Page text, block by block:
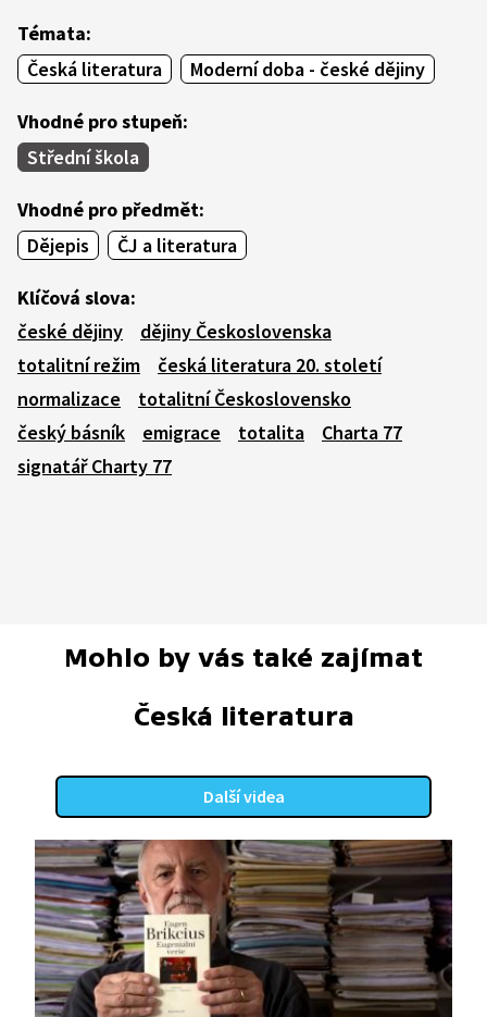
Témata:
Česká literatura
Moderní doba - české dějiny
Vhodné pro stupeň:
Střední škola
Vhodné pro předmět:
Dějepis
ČJ a literatura
Klíčová slova:
české dějiny
dějiny Československa
totalitní režim
česká literatura 20. století
normalizace
totalitní Československo
český básník
emigrace totalita
Charta 77
signatář Charty 77
Mohlo by vás také zajímat
Česká literatura
Další videa